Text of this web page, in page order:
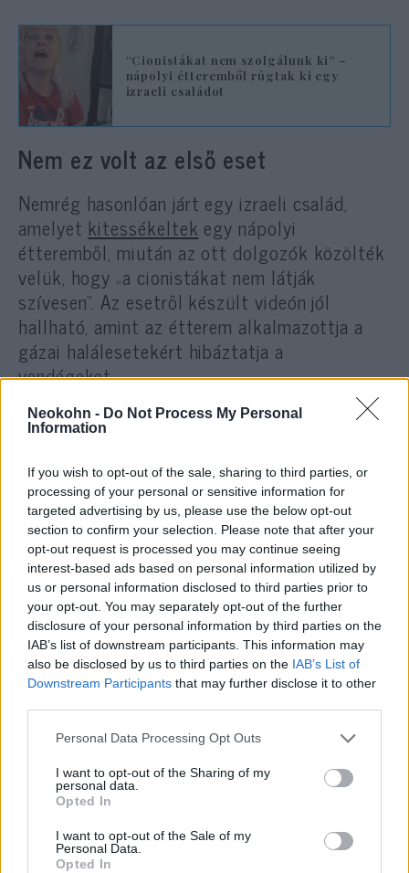
Neokohn - Do Not Process My Personal
Information
If you wish to opt-out of the sale, sharing to third parties, or
processing of your personal or sensitive information for
targeted advertising by us, please use the below opt-out
section to confirm your selection. Please note that after your
opt-out request is processed you may continue seeing
interest-based ads based on personal information utilized by
us or personal information disclosed to third parties prior to
your opt-out. You may separately opt-out of the further
disclosure of your personal information by third parties on the
IAB’s list of downstream participants. This information may
also be disclosed by us to third parties on the IAB’s List of
Downstream Participants that may further disclose it to other
Please note that this website/app uses one or more Google
not limited to your visit or usage behaviour. You may click to
grant or deny consent to Google and its third-party tags to
use your data for below specified purposes in below Google
consent section.
Personal Data Processing Opt Outs
I want to opt-out of the Sharing of my
personal data.
Opted In
I want to opt-out of the Sale of my
Personal Data.
Opted In
“Cionistákat nem szolgálunk ki” –
nápolyi étteremből rúgtak ki egy
izraeli családot
Nem ez volt az első eset
Nemrég hasonlóan járt egy izraeli család,
amelyet kitessékeltek egy nápolyi
étteremből, miután az ott dolgozók közölték
velük, hogy „a cionistákat nem látják
szívesen”. Az esetről készült videón jól
hallható, amint az étterem alkalmazottja a
gázai halálesetekért hibáztatja a
vendégeket.
A házaspár diszkriminációnak nevezte a
történteket, mondván, kizárólag izraeli zsidó
származásuk miatt nem szolgálták ki őket. A
felvételen az is látszik, ahogy az étterem
tulajdonosa határozottan felszólítja őket a
távozásra.
Amint arról a Neokohn isbeszámolt,
márciusban pedig egy súlyos gyújtogatási
kísérlet történt Madrid belvárosában egy
zsúfolt kóser étterem ellen. A Rimmon nevű
vendéglátóhelyre egy támadó lépett be, aki
benzinszagú folyadékkal öntötte le a
bejáratot, hogy felgyújtsa a helyet. A